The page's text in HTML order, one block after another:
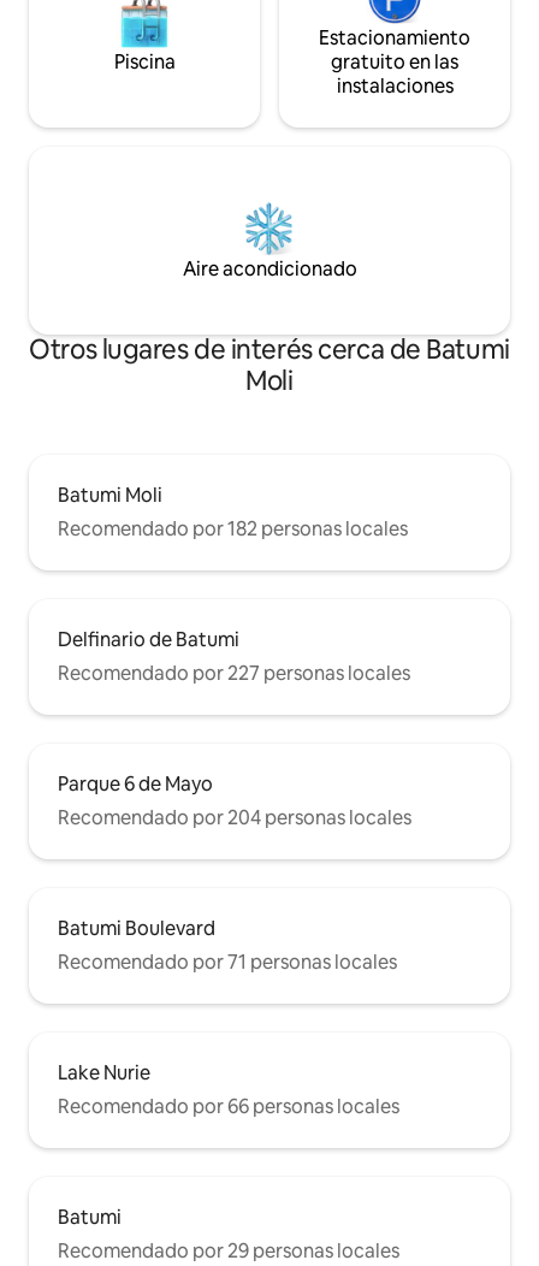
vacaciones perfectas en Batumi!
Piscina
Estacionamiento
gratuito en las
instalaciones
Aire acondicionado
Otros lugares de interés cerca de Batumi
Moli
Batumi Moli
Recomendado por 182 personas locales
Delfinario de Batumi
Recomendado por 227 personas locales
Parque 6 de Mayo
Recomendado por 204 personas locales
Batumi Boulevard
Recomendado por 71 personas locales
Lake Nurie
Recomendado por 66 personas locales
Batumi
Recomendado por 29 personas locales